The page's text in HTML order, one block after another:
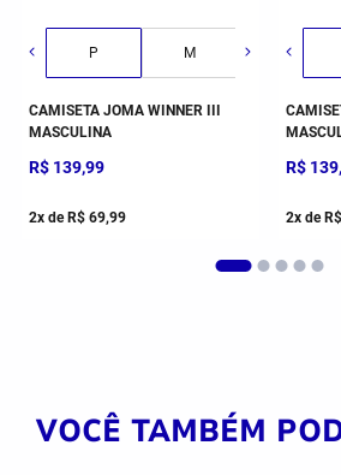
P M G
CAMISETA JOMA WINNER III
MASCULINA
R$ 139,99
2x deR$ 69,99
R$ 139,
2x deR$
VOCÊ TAMBÉM